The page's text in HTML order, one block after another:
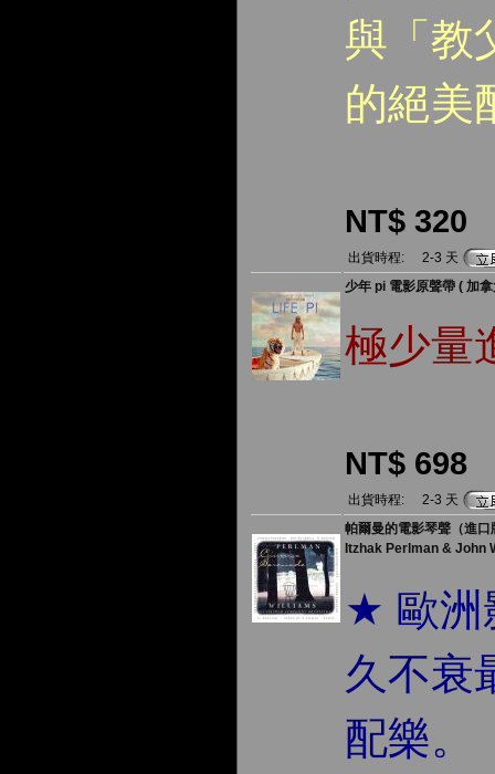
與「教
的絕美
NT$ 320
出貨時程:
2-3 天
少年 pi 電影原聲帶 ( 加
極少量
NT$ 698
出貨時程:
2-3 天
帕爾曼的電影琴聲（進口
Itzhak Perlman & John
★ 歐
久不衰
配樂。